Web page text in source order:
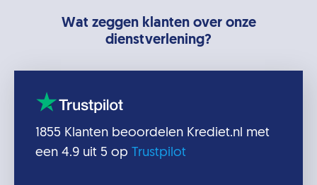
Wat zeggen klanten over onze
dienstverlening?
1855 Klanten beoordelen Krediet.nl met
een 4.9 uit 5 op Trustpilot